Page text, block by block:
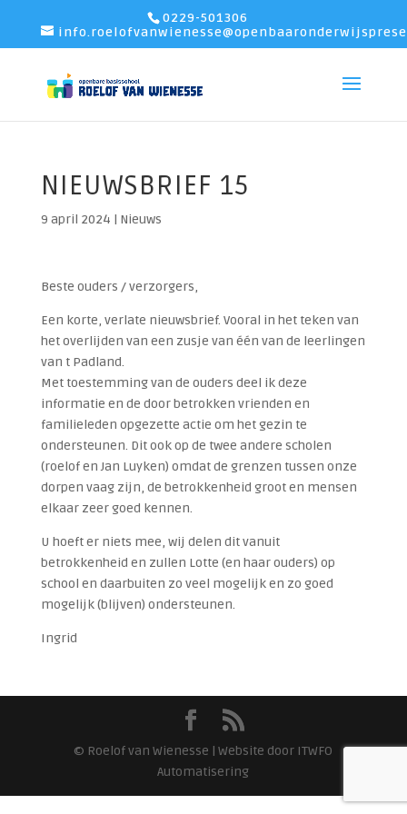
0229-501306
NIEUWSBRIEF 15
9 april 2024 | Nieuws
Beste ouders / verzorgers,
Een korte, verlate nieuwsbrief. Vooral in het teken van
het overlijden van een zusje van één van de leerlingen
van t Padland.
Met toestemming van de ouders deel ik deze
informatie en de door betrokken vrienden en
familieleden opgezette actie om het gezin te
ondersteunen. Dit ook op de twee andere scholen
(roelof en Jan Luyken) omdat de grenzen tussen onze
dorpen vaag zijn, de betrokkenheid groot en mensen
elkaar zeer goed kennen.
U hoeft er niets mee, wij delen dit vanuit
betrokkenheid en zullen Lotte (en haar ouders) op
school en daarbuiten zo veel mogelijk en zo goed
mogelijk (blijven) ondersteunen.
Ingrid
© Roelof van Wienesse | Website door ITWFO
Automatisering